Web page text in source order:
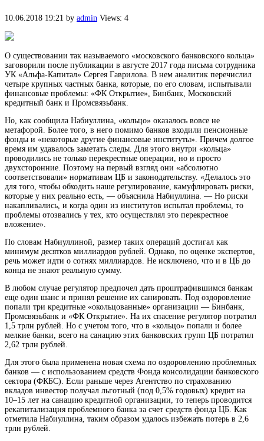
10.06.2018 19:21 by admin Views: 4
О существовании так называемого «московского банковского кольца»
заговорили после публикации в августе 2017 года письма сотрудника
УК «Альфа-Капитал» Сергея Гаврилова. В нем аналитик перечислил
четыре крупных частных банка, которые, по его словам, испытывали
финансовые проблемы: «ФК Открытие», Бинбанк, Московский
кредитный банк и Промсвязьбанк.
Но, как сообщила Набиуллина, «кольцо» оказалось вовсе не
метафорой. Более того, в него помимо банков входили пенсионные
фонды и «некоторые другие финансовые институты». Причем долгое
время им удавалось заметать следы. Для этого внутри «кольца»
проводились не только перекрестные операции, но и просто
двухсторонние. Поэтому на первый взгляд они «абсолютно
соответствовали» нормативам ЦБ и законодательству. «Делалось это
для того, чтобы обходить наше регулирование, камуфлировать риски,
которые у них реально есть, — объяснила Набиуллина. — Но риски
накапливались, и когда один из институтов испытал проблемы, то
проблемы отозвались у тех, кто осуществлял это перекрестное
вложение».
По словам Набиуллиной, размер таких операций достигал как
минимум десятков миллиардов рублей. Однако, по оценке экспертов,
речь может идти о сотнях миллиардов. Не исключено, что и в ЦБ до
конца не знают реальную сумму.
В любом случае регулятор предпочел дать проштрафившимся банкам
еще один шанс и принял решение их санировать. Под оздоровление
попали три кредитные «окольцованные» организации — Бинбанк,
Промсвязьбанк и «ФК Открытие». На их спасение регулятор потратил
1,5 трлн рублей. Но с учетом того, что в «кольцо» попали и более
мелкие банки, всего на санацию этих банковских групп ЦБ потратил
2,62 трлн рублей.
Для этого была применена новая схема по оздоровлению проблемных
банков — с использованием средств Фонда консолидации банковского
сектора (ФКБС). Если раньше через Агентство по страхованию
вкладов инвестор получал льготный (под 0,5% годовых) кредит на
10–15 лет на санацию кредитной организации, то теперь проводится
рекапитализация проблемного банка за счет средств фонда ЦБ. Как
отметила Набиуллина, таким образом удалось избежать потерь в 2,6
трлн рублей.